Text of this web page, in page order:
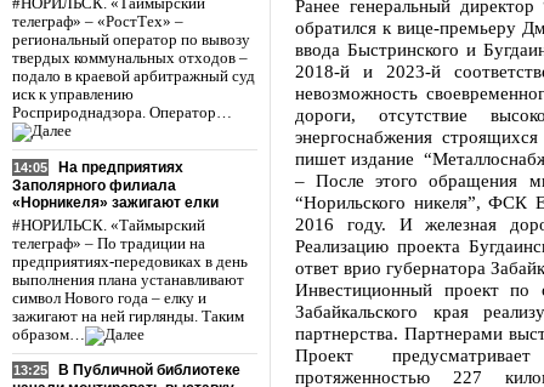
телеграф» – «РостТех» –
региональный оператор по вывозу
твердых коммунальных отходов –
подало в краевой арбитражный суд
иск к управлению
Росприроднадзора. Оператор…
14:05
На предприятиях
Заполярного филиала
«Норникеля» зажигают елки
#НОРИЛЬСК. «Таймырский
телеграф» – По традиции на
предприятиях-передовиках в день
выполнения плана устанавливают
символ Нового года – елку и
зажигают на ней гирлянды. Таким
образом…
13:25
В Публичной библиотеке
Ранее генеральный
обратился к вице-премьеру
ввода Быстринского и
2018-й и 2023-й
невозможность
дороги, отсутствие
энергоснабжения
пишет издание
– После этого обращения
“Норильского никеля”,
2016 году. И железная
Реализацию проекта
ответ врио губернатора
Инвестиционный проект по
Забайкальского края
партнерства. Партнерами
Проект
протяженностью 227